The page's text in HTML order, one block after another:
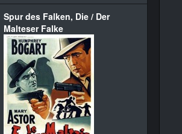
Spur des Falken, Die / Der
Malteser Falke